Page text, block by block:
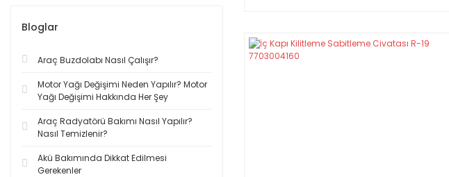
Bloglar
Araç Buzdolabı Nasıl Çalışır?
Motor Yağı Değişimi Neden Yapılır? Motor
Yağı Değişimi Hakkında Her Şey
Araç Radyatörü Bakımı Nasıl Yapılır?
Nasıl Temizlenir?
Akü Bakımında Dikkat Edilmesi
Gerekenler